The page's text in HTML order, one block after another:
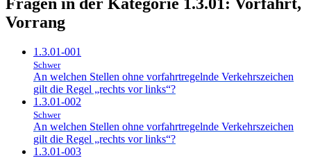
Vorrang
1.3.01-001
Schwer
An welchen Stellen ohne vorfahrtregelnde Verkehrszeichen
gilt die Regel „rechts vor links“?
1.3.01-002
Schwer
An welchen Stellen ohne vorfahrtregelnde Verkehrszeichen
gilt die Regel „rechts vor links“?
1.3.01-003